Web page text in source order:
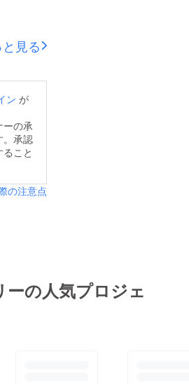
見る
ン が
ーの承
。承認
こと
の注意点
ーの人気プロジェ